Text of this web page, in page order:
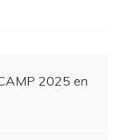
2025 en